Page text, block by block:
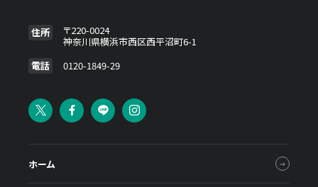
住所
〒220-0024
神奈川県横浜市西区西平沼町6-1
電話
0120-1849-29
ホーム